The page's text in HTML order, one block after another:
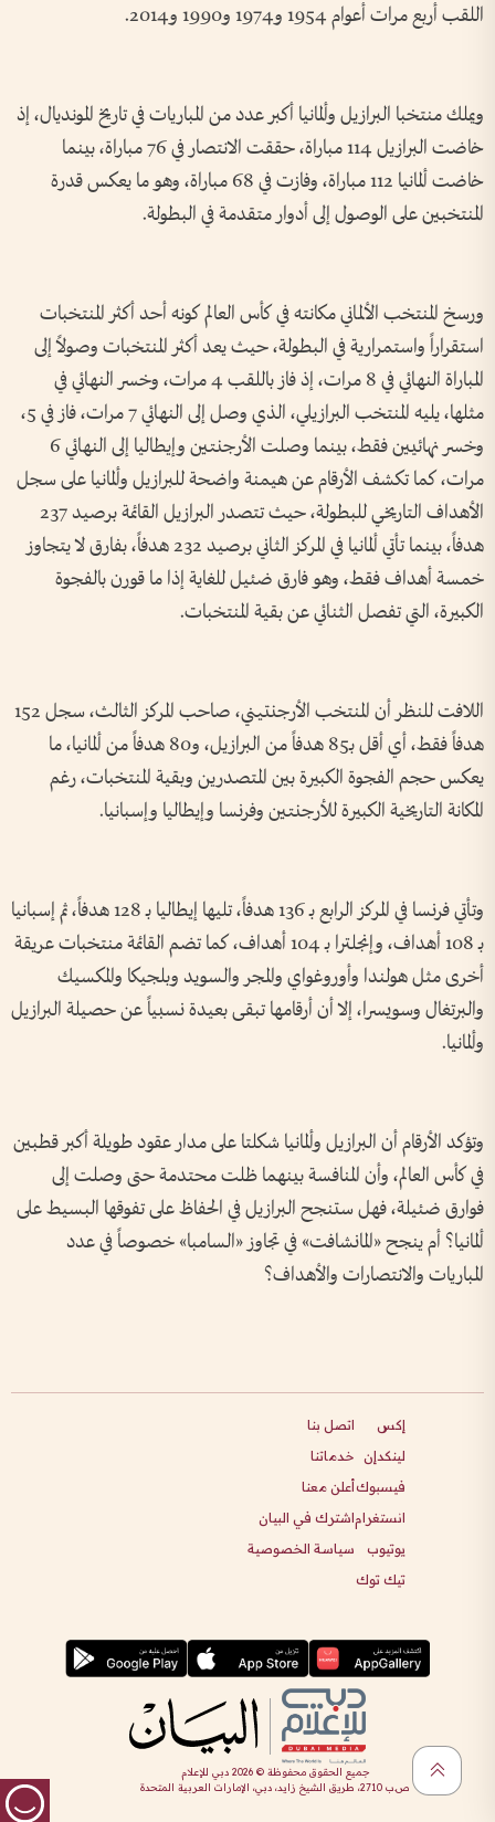
اللقب أربع مرات أعوام 1954 و1974 و1990 و2014.
ويملك منتخبا البرازيل وألمانيا أكبر عدد من المباريات في تاريخ المونديال، إذ
خاضت البرازيل 114 مباراة، حققت الانتصار في 76 مباراة، بينما
خاضت ألمانيا 112 مباراة، وفازت في 68 مباراة، وهو ما يعكس قدرة
المنتخبين على الوصول إلى أدوار متقدمة في البطولة.
ورسخ المنتخب الألماني مكانته في كأس العالم كونه أحد أكثر المنتخبات
استقراراً واستمرارية في البطولة، حيث يعد أكثر المنتخبات وصولاً إلى
المباراة النهائي في 8 مرات، إذ فاز باللقب 4 مرات، وخسر النهائي في
مثلها، يليه المنتخب البرازيلي، الذي وصل إلى النهائي 7 مرات، فاز في 5،
وخسر نهائيين فقط، بينما وصلت الأرجنتين وإيطاليا إلى النهائي 6
مرات، كما تكشف الأرقام عن هيمنة واضحة للبرازيل وألمانيا على سجل
الأهداف التاريخي للبطولة، حيث تتصدر البرازيل القائمة برصيد 237
هدفاً، بينما تأتي ألمانيا في المركز الثاني برصيد 232 هدفاً، بفارق لا يتجاوز
خمسة أهداف فقط، وهو فارق ضئيل للغاية إذا ما قورن بالفجوة
الكبيرة، التي تفصل الثنائي عن بقية المنتخبات.
اللافت للنظر أن المنتخب الأرجنتيني، صاحب المركز الثالث، سجل 152
هدفاً فقط، أي أقل بـ85 هدفاً من البرازيل، و80 هدفاً من ألمانيا، ما
يعكس حجم الفجوة الكبيرة بين المتصدرين وبقية المنتخبات، رغم
المكانة التاريخية الكبيرة للأرجنتين وفرنسا وإيطاليا وإسبانيا.
وتأتي فرنسا في المركز الرابع بـ 136 هدفاً، تليها إيطاليا بـ 128 هدفاً، ثم إسبانيا
بـ 108 أهداف، وإنجلترا بـ 104 أهداف، كما تضم القائمة منتخبات عريقة
أخرى مثل هولندا وأوروغواي والمجر والسويد وبلجيكا والمكسيك
والبرتغال وسويسرا، إلا أن أرقامها تبقى بعيدة نسبياً عن حصيلة البرازيل
وألمانيا.
وتؤكد الأرقام أن البرازيل وألمانيا شكلتا على مدار عقود طويلة أكبر قطبين
في كأس العالم، وأن المنافسة بينهما ظلت محتدمة حتى وصلت إلى
فوارق ضئيلة، فهل ستنجح البرازيل في الحفاظ على تفوقها البسيط على
ألمانيا؟ أم ينجح «المانشافت» في تجاوز «السامبا» خصوصاً في عدد
المباريات والانتصارات والأهداف؟
إكس
لينكدإن
فيسبوك
انستغرام
يوتيوب
تيك توك
اتصل بنا
خدماتنا
أعلن معنا
اشترك في البيان
سياسة الخصوصية
جميع الحقوق محفوظة ©2026 دبي للإعلام
ص.ب 2710، طريق الشيخ زايد، دبي، الإمارات العربية المتحدة